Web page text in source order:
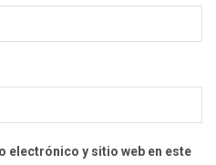
electrónico y sitio web en este